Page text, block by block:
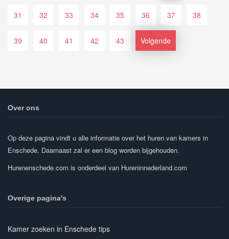
31 32 33 34 35 36 37 38
39 40 41 42 43 Volgende
Over ons
Op deze pagina vindt u alle informatie over het huren van kamers in
Enschede. Daarnaast zal er een blog worden bijgehouden.
Hurenenschede.com is onderdeel van Hureninnederland.com
Overige pagina's
Kamer zoeken in Enschede tips